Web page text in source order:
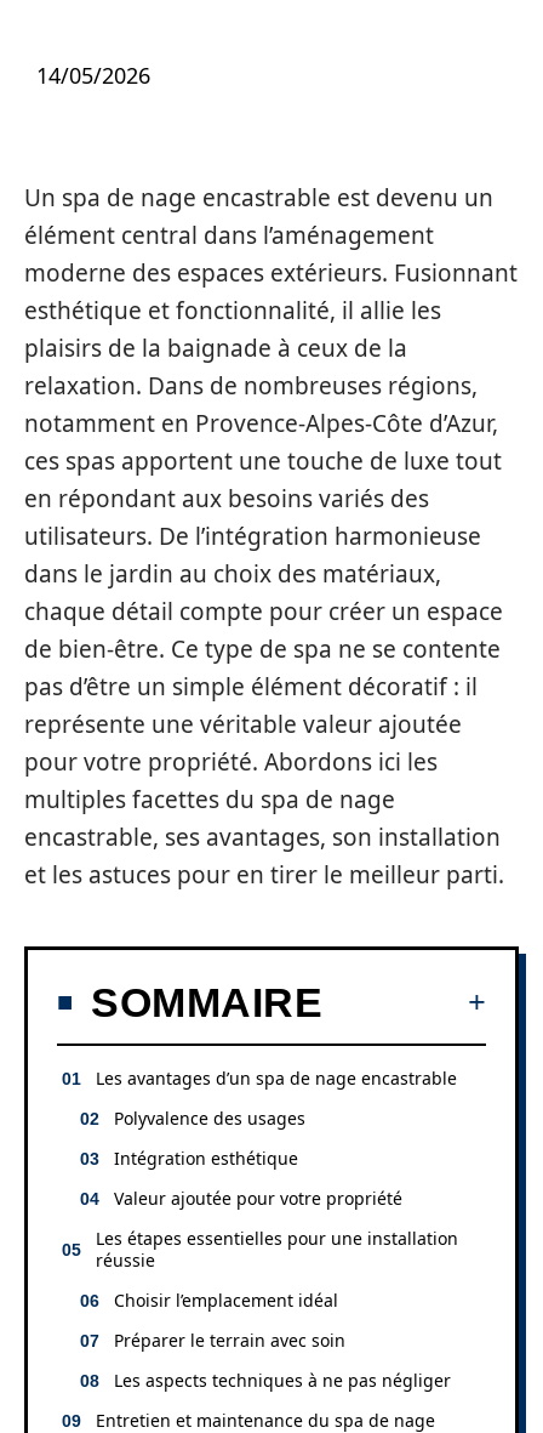
14/05/2026
Un spa de nage encastrable est devenu un
élément central dans l’aménagement
moderne des espaces extérieurs. Fusionnant
esthétique et fonctionnalité, il allie les
plaisirs de la baignade à ceux de la
relaxation. Dans de nombreuses régions,
notamment en Provence-Alpes-Côte d’Azur,
ces spas apportent une touche de luxe tout
en répondant aux besoins variés des
utilisateurs. De l’intégration harmonieuse
dans le jardin au choix des matériaux,
chaque détail compte pour créer un espace
de bien-être. Ce type de spa ne se contente
pas d’être un simple élément décoratif : il
représente une véritable valeur ajoutée
pour votre propriété. Abordons ici les
multiples facettes du spa de nage
encastrable, ses avantages, son installation
et les astuces pour en tirer le meilleur parti.
SOMMAIRE
Les avantages d’un spa de nage encastrable
Polyvalence des usages
Intégration esthétique
Valeur ajoutée pour votre propriété
Les étapes essentielles pour une installation
réussie
Choisir l’emplacement idéal
Préparer le terrain avec soin
Les aspects techniques à ne pas négliger
Entretien et maintenance du spa de nage